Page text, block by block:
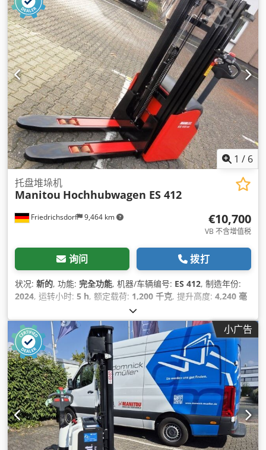
1 / 6
Friedrichsdorf 9,464 km
托盘堆垛机
Manitou Hochhubwagen ES 412
€10,700
VB 不含增值税
询问 拨打
状况: 新的, 功能: 完全功能, 机器/车辆编号: ES 412, 制造年份:
2024, 运转小时: 5 h, 额定载荷: 1,200 千克, 提升高度: 4,240 毫
, 燃油类型:
(triplex), 建筑高度:1,960 毫米, 叉长:1,150 毫米, 空载重量:
874 千克 , 总长度: 1,870 毫米 , 驱动类型:Elektro, 施工宽度:
800 毫米,
小广告